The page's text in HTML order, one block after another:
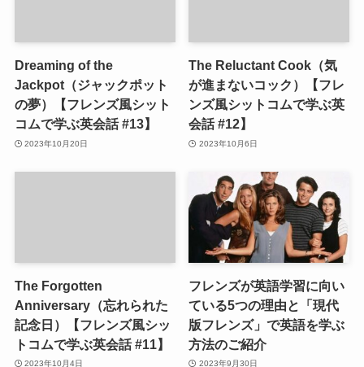
Dreaming of the
Jackpot（ジャックポット
の夢）【フレンズ風シット
コムで学ぶ英会話 #13】
2023年10月20日
The Reluctant Cook（気
が進まないコック）【フレ
ンズ風シットコムで学ぶ英
会話 #12】
2023年10月6日
The Forgotten
Anniversary（忘れられた
記念日）【フレンズ風シッ
トコムで学ぶ英会話 #11】
2023年10月4日
フレンズが英語学習に向い
ている5つの理由と「現代
版フレンズ」で英語を学ぶ
方法のご紹介
2023年9月30日